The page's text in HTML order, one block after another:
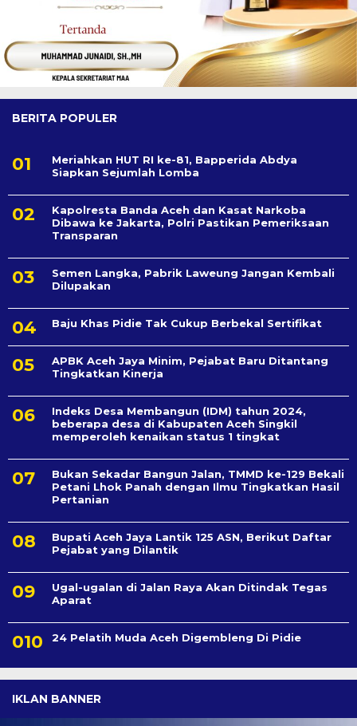
BERITA POPULER
Meriahkan HUT RI ke-81, Bapperida Abdya
Siapkan Sejumlah Lomba
Kapolresta Banda Aceh dan Kasat Narkoba
Dibawa ke Jakarta, Polri Pastikan Pemeriksaan
Transparan
Semen Langka, Pabrik Laweung Jangan Kembali
Dilupakan
Baju Khas Pidie Tak Cukup Berbekal Sertifikat
APBK Aceh Jaya Minim, Pejabat Baru Ditantang
Tingkatkan Kinerja
Indeks Desa Membangun (IDM) tahun 2024,
beberapa desa di Kabupaten Aceh Singkil
memperoleh kenaikan status 1 tingkat
Bukan Sekadar Bangun Jalan, TMMD ke-129 Bekali
Petani Lhok Panah dengan Ilmu Tingkatkan Hasil
Pertanian
Bupati Aceh Jaya Lantik 125 ASN, Berikut Daftar
Pejabat yang Dilantik
Ugal-ugalan di Jalan Raya Akan Ditindak Tegas
Aparat
24 Pelatih Muda Aceh Digembleng Di Pidie
IKLAN BANNER